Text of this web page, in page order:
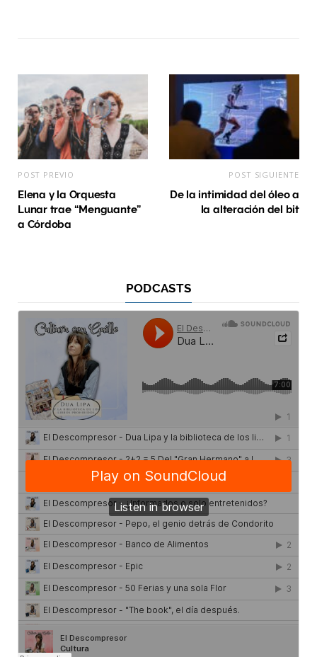
POST PREVIO
Elena y la Orquesta
Lunar trae “Menguante”
a Córdoba
POST SIGUIENTE
De la intimidad del óleo a
la alteración del bit
PODCASTS